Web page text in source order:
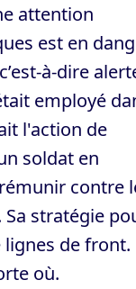
attention
est en
à-dire
employé
l'action de
soldat en
contre
stratégie
lignes de front.
où.